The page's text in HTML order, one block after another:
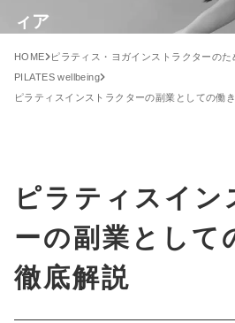
ィア
HOME
ピラティス・ヨガインストラクターの
PILATES wellbeing
ピラティスインストラクターの副業としての働
ピラティスイン
ーの副業として
徹底解説